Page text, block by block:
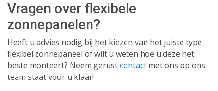
Vragen over flexibele
zonnepanelen?
Heeft u advies nodig bij het kiezen van het juiste type
flexibel zonnepaneel of wilt u weten hoe u deze het
beste monteert? Neem gerustcontact met ons op ons
team staat voor u klaar!